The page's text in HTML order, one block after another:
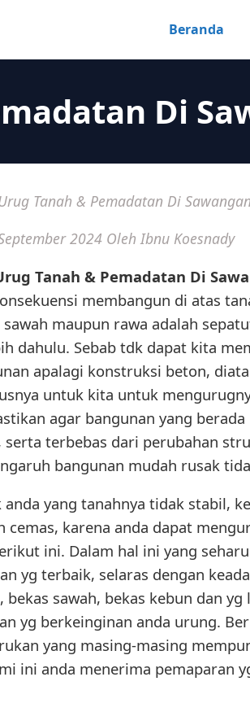
Beranda
Di
Tanah & Pemadatan Di
2024 Oleh Ibnu Koesnady
Tanah & Pemadatan Di
membangun di atas
sawah maupun rawa adalah
dahulu. Sebab tdk dapat kita
apalagi konstruksi beton,
untuk kita untuk
agar bangunan yang
serta terbebas dari perubahan
bangunan mudah rusak
anda yang tanahnya tidak stabil,
karena anda dapat
ini. Dalam hal ini yang
yg terbaik, selaras dengan
sawah, bekas kebun dan yg
yg berkeinginan anda urung.
yang masing-masing
ini anda menerima pemaparan